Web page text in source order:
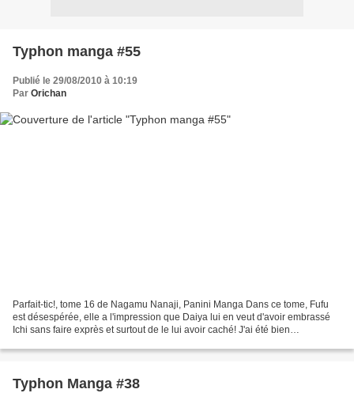
Typhon manga #55
Publié le 29/08/2010 à 10:19
Par Orichan
Parfait-tic!, tome 16 de Nagamu Nanaji, Panini Manga Dans ce tome, Fufu
est désespérée, elle a l'impression que Daiya lui en veut d'avoir embrassé
Ichi sans faire exprès et surtout de le lui avoir caché! J'ai été bien
Typhon Manga #38